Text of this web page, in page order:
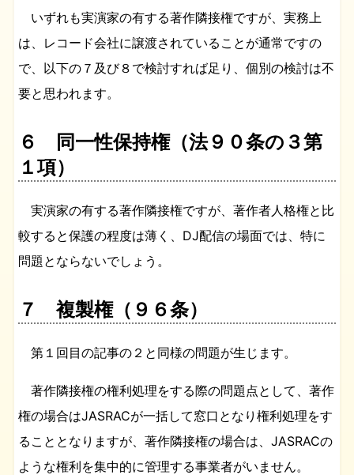
いずれも実演家の有する著作隣接権ですが、実務上
は、レコード会社に譲渡されていることが通常ですの
で、以下の７及び８で検討すれば足り、個別の検討は不
要と思われます。
６ 同一性保持権（法９０条の３第
１項）
実演家の有する著作隣接権ですが、著作者人格権と比
較すると保護の程度は薄く、DJ配信の場面では、特に
問題とならないでしょう。
７ 複製権（９６条）
第１回目の記事の２と同様の問題が生じます。
著作隣接権の権利処理をする際の問題点として、著作
権の場合はJASRACが一括して窓口となり権利処理をす
ることとなりますが、著作隣接権の場合は、JASRACの
ような権利を集中的に管理する事業者がいません。